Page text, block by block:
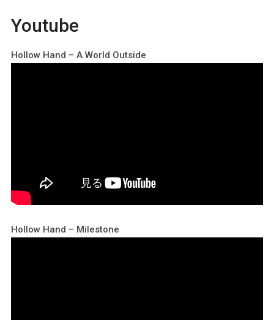
Youtube
Hollow Hand – A World Outside
Hollow Hand – Milestone